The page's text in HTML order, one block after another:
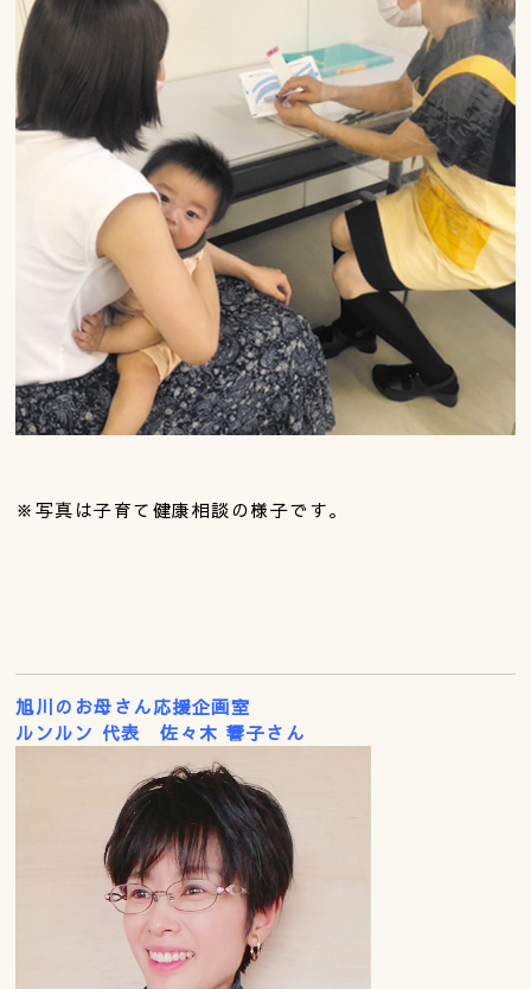
※写真は子育て健康相談の様子です。
旭川のお母さん応援企画室
ルンルン 代表佐々木 響子さん